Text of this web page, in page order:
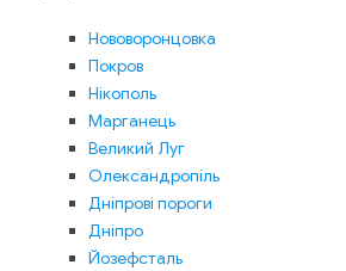
Нововоронцовка
Покров
Нікополь
Марганець
Великий Луг
Олександропіль
Дніпрові пороги
Дніпро
Йозефсталь